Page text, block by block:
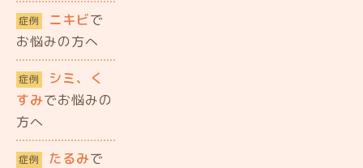
症例 ニキビで
お悩みの方へ
症例
シミ、く
すみでお悩みの
方へ
症例 たるみで